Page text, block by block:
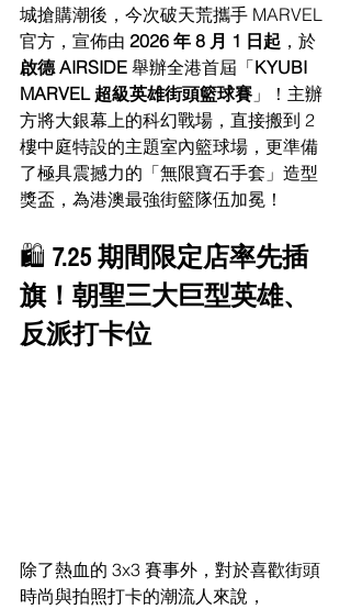
城搶購潮後，今次破天荒攜手 MARVEL
官方，宣佈由 2026 年 8 月 1 日起 ，於
啟德 AIRSIDE 舉辦全港首屆「KYUBI
MARVEL 超級英雄街頭籃球賽 」！主辦
方將大銀幕上的科幻戰場，直接搬到 2
樓中庭特設的主題室內籃球場，更準備
了極具震撼力的「無限寶石手套」造型
獎盃，為港澳最強街籃隊伍加冕！
🛍️ 7.25 期間限定店率先插
旗！朝聖三大巨型英雄、
反派打卡位
除了熱血的 3x3 賽事外，對於喜歡街頭
時尚與拍照打卡的潮流人來說，